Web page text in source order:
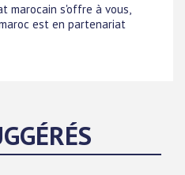
s'offre à vous,
est en partenariat